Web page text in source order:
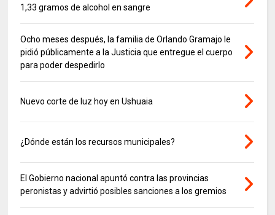
1,33 gramos de alcohol en sangre
Ocho meses después, la familia de Orlando Gramajo le
pidió públicamente a la Justicia que entregue el cuerpo
para poder despedirlo
Nuevo corte de luz hoy en Ushuaia
¿Dónde están los recursos municipales?
El Gobierno nacional apuntó contra las provincias
peronistas y advirtió posibles sanciones a los gremios